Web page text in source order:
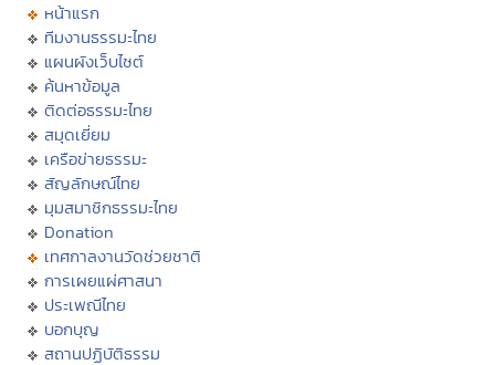
หน้าแรก
ทีมงานธรรมะไทย
แผนผังเว็บไซต์
ค้นหาข้อมูล
ติดต่อธรรมะไทย
สมุดเยี่ยม
เครือข่ายธรรมะ
สัญลักษณ์ไทย
มุมสมาชิกธรรมะไทย
Donation
เทศกาลงานวัดช่วยชาติ
การเผยแผ่ศาสนา
ประเพณีไทย
บอกบุญ
สถานปฏิบัติธรรม